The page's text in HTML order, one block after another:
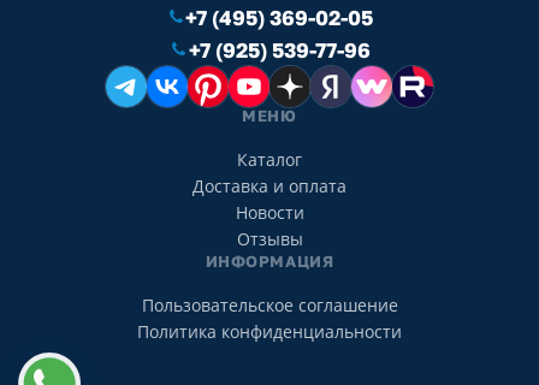
+7 (495) 369-02-05
+7 (925) 539-77-96
МЕНЮ
Каталог
Доставка и оплата
Новости
Отзывы
ИНФОРМАЦИЯ
Пользовательское соглашение
Политика конфиденциальности